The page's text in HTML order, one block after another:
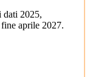
dati 2025,
aprile 2027.